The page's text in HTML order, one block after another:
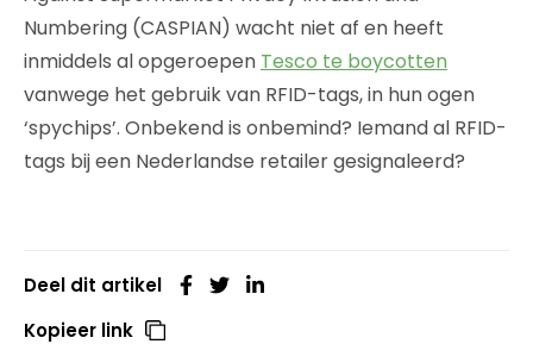
Numbering (CASPIAN) wacht niet af en heeft
inmiddels al opgeroepen Tesco te boycotten
vanwege het gebruik van RFID-tags, in hun ogen
‘spychips’. Onbekend is onbemind? Iemand al RFID-
tags bij een Nederlandse retailer gesignaleerd?
Deel dit artikel
Kopieer link